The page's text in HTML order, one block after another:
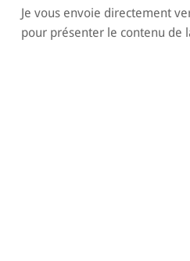
Je vous envoie directement
pour présenter le contenu de